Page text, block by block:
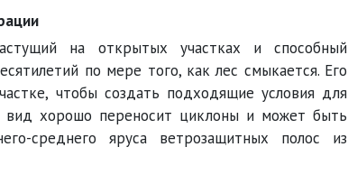
на открытых участках и способный
по мере того, как лес смыкается. Его
чтобы создать подходящие условия для
вид хорошо переносит циклоны и может быть
среднего яруса ветрозащитных полос из